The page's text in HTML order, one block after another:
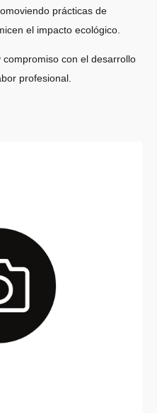
prácticas de
el impacto ecológico.
con el desarrollo
profesional.